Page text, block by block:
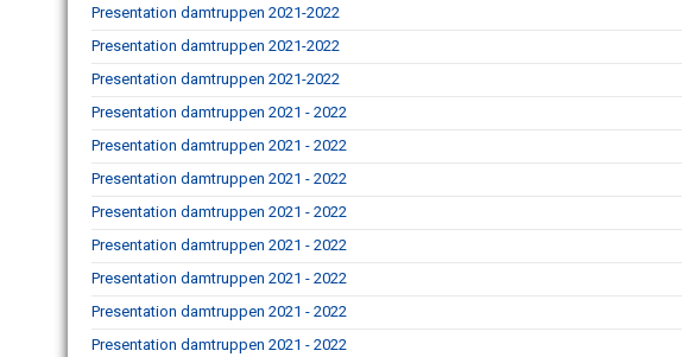
Presentation damtruppen 2021-2022
Presentation damtruppen 2021-2022
Presentation damtruppen 2021-2022
Presentation damtruppen 2021 - 2022
Presentation damtruppen 2021 - 2022
Presentation damtruppen 2021 - 2022
Presentation damtruppen 2021 - 2022
Presentation damtruppen 2021 - 2022
Presentation damtruppen 2021 - 2022
Presentation damtruppen 2021 - 2022
Presentation damtruppen 2021 - 2022